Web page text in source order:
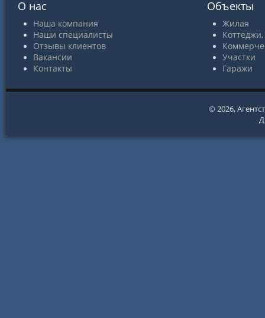
О нас
Наша компания
Наши специалисты
Отзывы клиентов
Вакансии
Контакты
Объекты
Жилая
Участки
Гаражи
© 2026,